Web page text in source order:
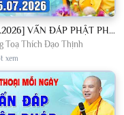
[05.07.2026] VẤN ĐÁP PHẬT PHÁP - Nghe Thầy giảng Pháp mỗi ngày CÔNG ĐỨC VÔ LƯỢNG│TT. Thích Đạo Thịnh
Toạ Thích Đạo Thịnh
xem